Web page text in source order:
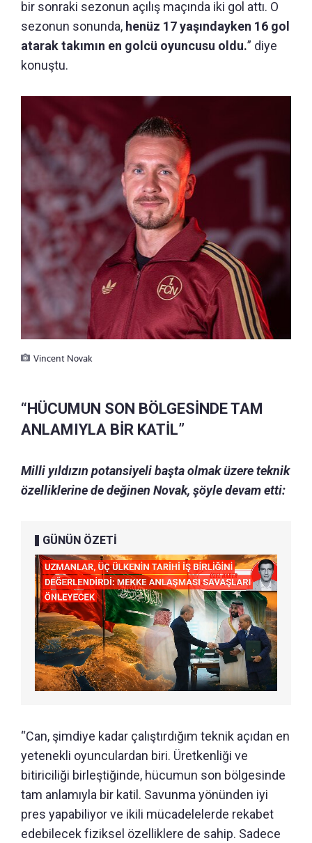
bir sonraki sezonun açılış maçında iki gol attı. O
sezonun sonunda, henüz 17 yaşındayken 16 gol
atarak takımın en golcü oyuncusu oldu.” diye
konuştu.
Vincent Novak
“HÜCUMUN SON BÖLGESİNDE TAM
ANLAMIYLA BİR KATİL”
Milli yıldızın potansiyeli başta olmak üzere teknik
özelliklerine de değinen Novak, şöyle devam etti:
GÜNÜN ÖZETİ
“Can, şimdiye kadar çalıştırdığım teknik açıdan en
yetenekli oyunculardan biri. Üretkenliği ve
bitiriciliği birleştiğinde, hücumun son bölgesinde
tam anlamıyla bir katil. Savunma yönünden iyi
pres yapabiliyor ve ikili mücadelelerde rekabet
edebilecek fiziksel özelliklere de sahip. Sadece